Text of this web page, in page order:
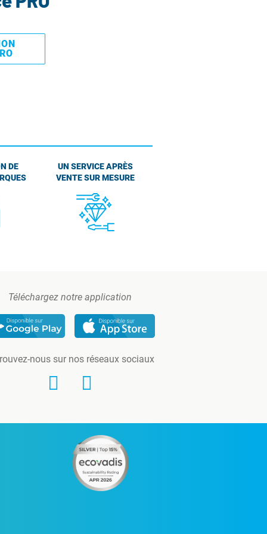
DE
UN SERVICE APRÈS
VENTE SUR MESURE
Téléchargez notre application
nous sur nos réseaux sociaux